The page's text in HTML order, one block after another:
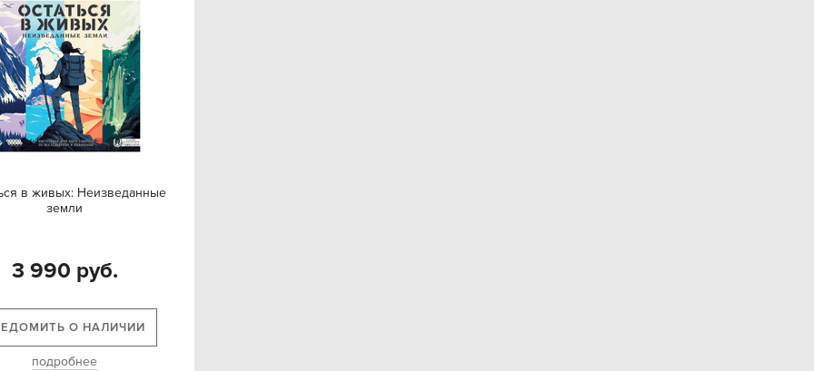
в живых: Неизведанные
земли
3 990 руб.
О НАЛИЧИИ
подробнее